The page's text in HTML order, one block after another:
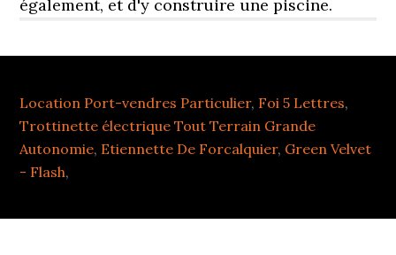
Location Port-vendres Particulier, Foi 5 Lettres,
Trottinette électrique Tout Terrain Grande
Autonomie, Etiennette De Forcalquier, Green Velvet
- Flash,